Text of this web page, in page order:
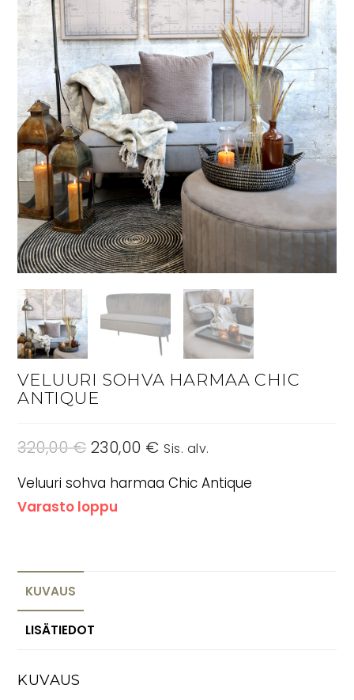
VELUURI SOHVA HARMAA CHIC
ANTIQUE
320,00€ Alkuperäinen
hinta
320,00 €.
230,00 € Nykyinen
hinta
230,00 €.
Sis. alv.
Veluuri sohva harmaa Chic Antique
Varasto loppu
KUVAUS
LISÄTIEDOT
KUVAUS